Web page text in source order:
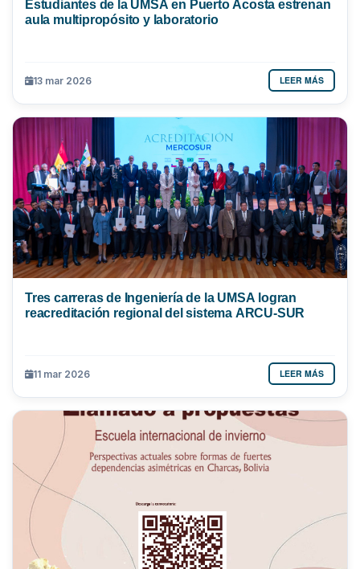
Estudiantes de la UMSA en Puerto Acosta estrenan
aula multipropósito y laboratorio
13 mar 2026 LEER MÁS
Tres carreras de Ingeniería de la UMSA logran
reacreditación regional del sistema ARCU-SUR
11 mar 2026 LEER MÁS